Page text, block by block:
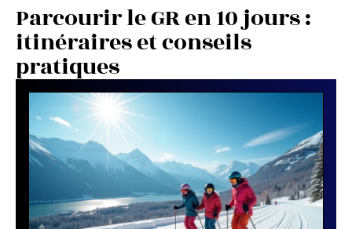
Parcourir le GR en 10 jours :
itinéraires et conseils
pratiques